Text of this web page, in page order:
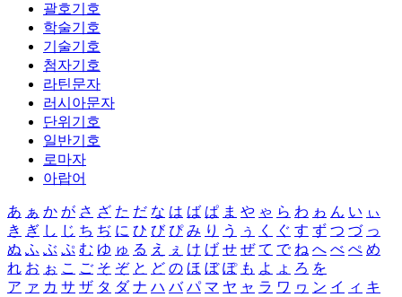
괄호기호
학술기호
기술기호
첨자기호
라틴문자
러시아문자
단위기호
일반기호
로마자
아랍어
あ ぁ か が さ ざ た だ な は ば ぱ ま や ゃ ら わ ゎ ん い ぃ
き ぎ し じ ち ぢ に ひ び ぴ み り う ぅ く ぐ す ず つ づ っ
ぬ ふ ぶ ぷ む ゆ ゅ る え ぇ け げ せ ぜ て で ね へ べ ぺ め
れ お ぉ こ ご そ ぞ と ど の ほ ぼ ぽ も よ ょ ろ を
ア ァ カ サ ザ タ ダ ナ ハ バ パ マ ヤ ャ ラ ワ ヮ ン イ ィ キ